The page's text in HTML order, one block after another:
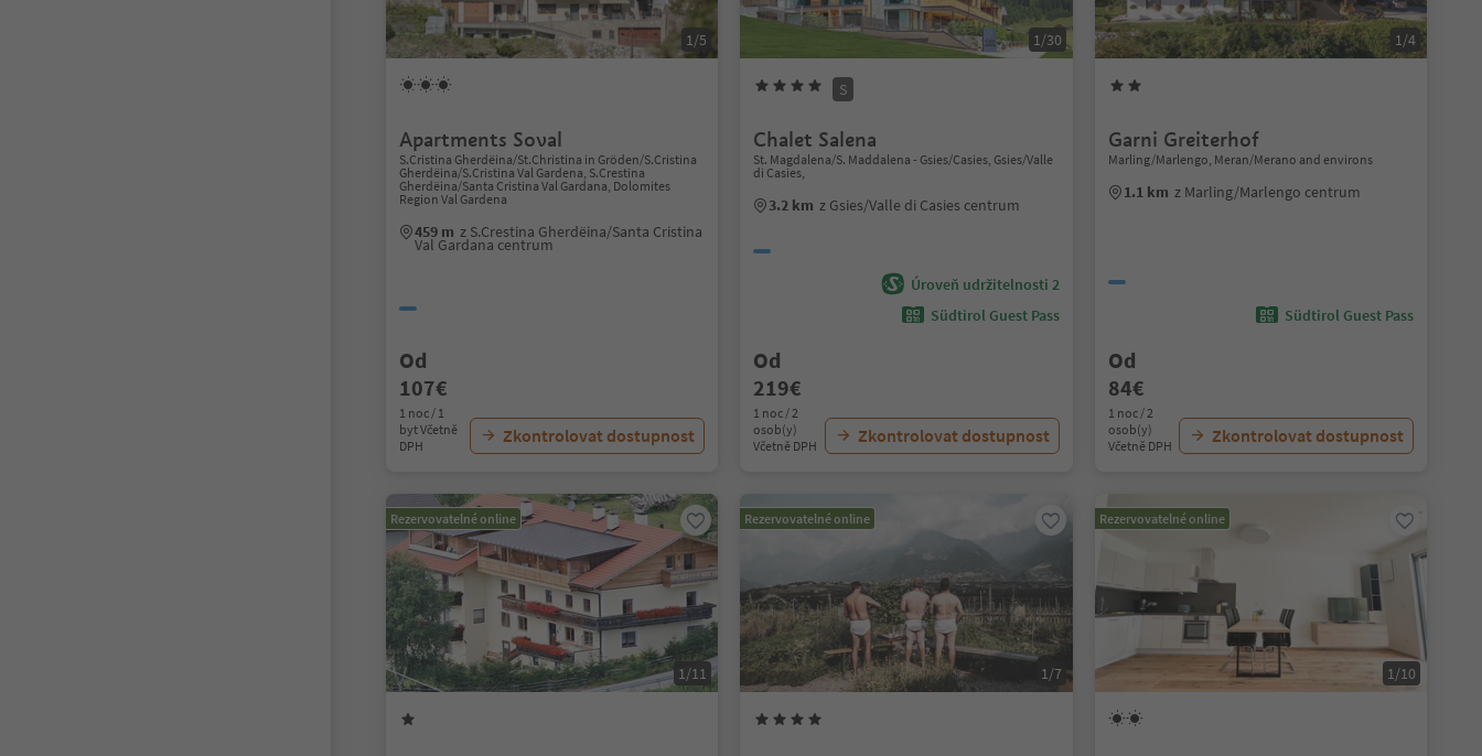
1/5
Apartments Soval
S.Cristina Gherdëina/St.Christina in Gröden/S.Cristina
Gherdëina/S.Cristina Val Gardena, S.Crestina
Gherdëina/Santa Cristina Val Gardana, Dolomites
Region Val Gardena
459 m z S.Crestina Gherdëina/Santa Cristina
Val Gardana centrum
Od
107€
1 noc / 1
byt Včetně
DPH
Zkontrolovat dostupnost
1/30
S
Chalet Salena
St. Magdalena/S. Maddalena - Gsies/Casies, Gsies/Valle
di Casies,
3.2 km z Gsies/Valle di Casies centrum
Úroveň udržitelnosti 2
Südtirol Guest Pass
Od
219€
1 noc / 2
osob(y)
Včetně DPH
Zkontrolovat dostupnost
1/4
Garni Greiterhof
Marling/Marlengo, Meran/Merano and environs
1.1 km z Marling/Marlengo centrum
Südtirol Guest Pass
Od
84€
1 noc / 2
osob(y)
Včetně DPH
Zkontrolovat dostupnost
Rezervovatelné online
1/11
Rezervovatelné online
1/7
Rezervovatelné online
1/10